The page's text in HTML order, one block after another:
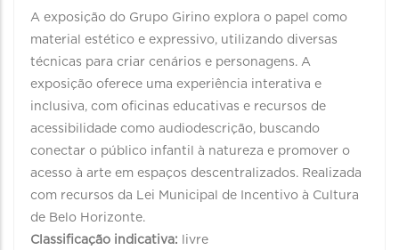
A exposição do Grupo Girino explora o papel como
material estético e expressivo, utilizando diversas
técnicas para criar cenários e personagens. A
exposição oferece uma experiência interativa e
inclusiva, com oficinas educativas e recursos de
acessibilidade como audiodescrição, buscando
conectar o público infantil à natureza e promover o
acesso à arte em espaços descentralizados. Realizada
com recursos da Lei Municipal de Incentivo à Cultura
de Belo Horizonte.
Classificação indicativa: livre